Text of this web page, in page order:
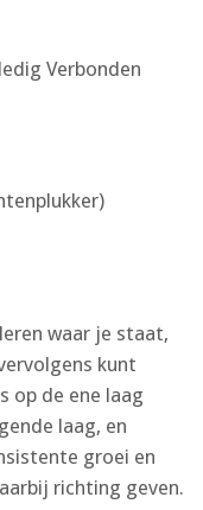
Verbonden
waar je staat,
kunt
op de ene laag
laag, en
groei en
richting geven.